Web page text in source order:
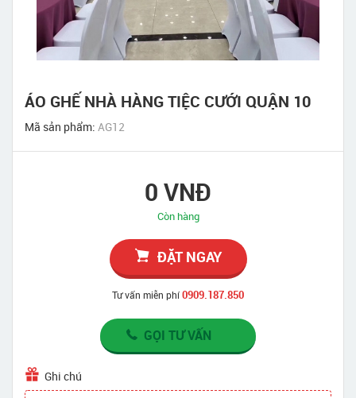
ÁO GHẾ NHÀ HÀNG TIỆC CƯỚI QUẬN 10
Mã sản phẩm: AG12
0 VNĐ
Còn hàng
ĐẶT NGAY
Tư vấn miễn phí0909.187.850
GỌI TƯ VẤN
Ghi chú